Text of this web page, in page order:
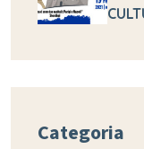
Categoria